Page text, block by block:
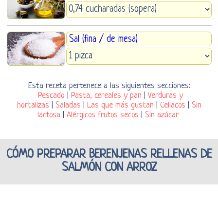
Sal (fina / de mesa)
Esta receta pertenece a las siguientes secciones:
Pescado
Pasta, cereales y pan
Verduras y
hortalizas
Saladas Las que más gustan Celiacos
Sin
lactosa
Alérgicos frutos secos Sin azúcar
CÓMO PREPARAR BERENJENAS RELLENAS DE
SALMÓN CON ARROZ